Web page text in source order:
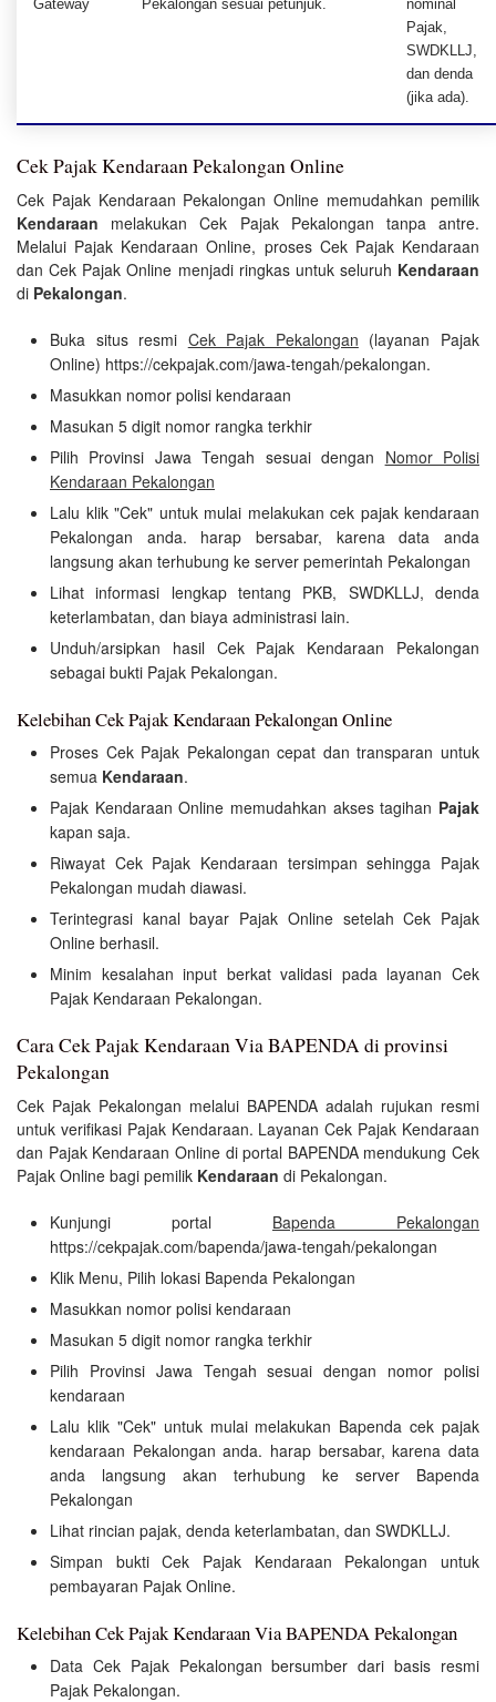
Gateway Pekalongan sesuai petunjuk.
nominal
Pajak,
SWDKLLJ,
dan denda
(jika ada).
Cek Pajak Kendaraan Pekalongan Online
Cek Pajak Kendaraan Pekalongan Online memudahkan pemilik
Kendaraan melakukan Cek Pajak Pekalongan tanpa antre.
Melalui Pajak Kendaraan Online, proses Cek Pajak Kendaraan
dan Cek Pajak Online menjadi ringkas untuk seluruh Kendaraan
di Pekalongan.
Buka situs resmi Cek Pajak Pekalongan (layanan Pajak
Online) https://cekpajak.com/jawa-tengah/pekalongan.
Masukkan nomor polisi kendaraan
Masukan 5 digit nomor rangka terkhir
Pilih Provinsi Jawa Tengah sesuai dengan Nomor Polisi
Kendaraan Pekalongan
Lalu klik "Cek" untuk mulai melakukan cek pajak kendaraan
Pekalongan anda. harap bersabar, karena data anda
langsung akan terhubung ke server pemerintah Pekalongan
Lihat informasi lengkap tentang PKB, SWDKLLJ, denda
keterlambatan, dan biaya administrasi lain.
Unduh/arsipkan hasil Cek Pajak Kendaraan Pekalongan
sebagai bukti Pajak Pekalongan.
Kelebihan Cek Pajak Kendaraan Pekalongan Online
Proses Cek Pajak Pekalongan cepat dan transparan untuk
semua Kendaraan.
Pajak Kendaraan Online memudahkan akses tagihan Pajak
kapan saja.
Riwayat Cek Pajak Kendaraan tersimpan sehingga Pajak
Pekalongan mudah diawasi.
Terintegrasi kanal bayar Pajak Online setelah Cek Pajak
Online berhasil.
Minim kesalahan input berkat validasi pada layanan Cek
Pajak Kendaraan Pekalongan.
Cara Cek Pajak Kendaraan Via BAPENDA di provinsi
Pekalongan
Cek Pajak Pekalongan melalui BAPENDA adalah rujukan resmi
untuk verifikasi Pajak Kendaraan. Layanan Cek Pajak Kendaraan
dan Pajak Kendaraan Online di portal BAPENDA mendukung Cek
Pajak Online bagi pemilik Kendaraan di Pekalongan.
Kunjungi portal Bapenda Pekalongan
https://cekpajak.com/bapenda/jawa-tengah/pekalongan
Klik Menu, Pilih lokasi Bapenda Pekalongan
Masukkan nomor polisi kendaraan
Masukan 5 digit nomor rangka terkhir
Pilih Provinsi Jawa Tengah sesuai dengan nomor polisi
kendaraan
Lalu klik "Cek" untuk mulai melakukan Bapenda cek pajak
kendaraan Pekalongan anda. harap bersabar, karena data
anda langsung akan terhubung ke server Bapenda
Pekalongan
Lihat rincian pajak, denda keterlambatan, dan SWDKLLJ.
Simpan bukti Cek Pajak Kendaraan Pekalongan untuk
pembayaran Pajak Online.
Kelebihan Cek Pajak Kendaraan Via BAPENDA Pekalongan
Data Cek Pajak Pekalongan bersumber dari basis resmi
Pajak Pekalongan.